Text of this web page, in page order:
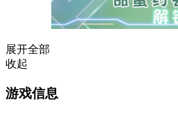
展开全部
收起
游戏信息